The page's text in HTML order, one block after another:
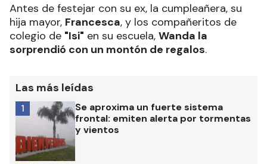
Antes de festejar con su ex, la cumpleañera, su
hija mayor, Francesca, y los compañeritos de
colegio de "Isi" en su escuela, Wanda la
sorprendió con un montón de regalos.
Las más leídas
Se aproxima un fuerte sistema
frontal: emiten alerta por tormentas
y vientos
1